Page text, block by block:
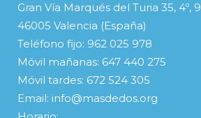
Gran Vía Marqués del Turia 35, 4º, 9
46005 Valencia (España)
Teléfono fijo: 962 025 978
Móvil mañanas: 647 440 275
Móvil tardes: 672 524 305
Email: info@masdedos.org